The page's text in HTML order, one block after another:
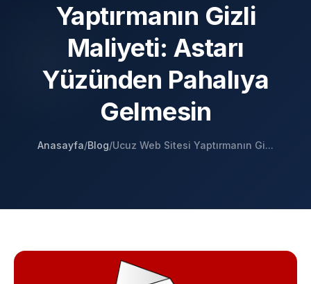
Yaptırmanın Gizli
Maliyeti: Astarı
Yüzünden Pahalıya
Gelmesin
Anasayfa/Blog/Ucuz Web Sitesi Yaptırmanın Gi...